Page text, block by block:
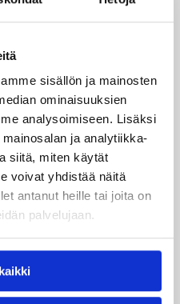
sisällön ja mainosten
ominaisuuksien
analysoimiseen. Lisäksi
ja analytiikka-
siitä, miten käytät
voivat yhdistää näitä
antanut heille tai joita on
palvelujaan.
ja
nyt
ja Susijengin
Susijengin MM-
vierekkäisiä